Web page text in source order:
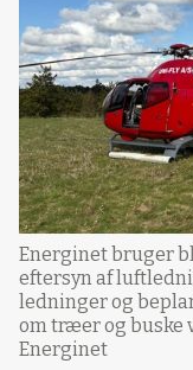
Energinet bruger
eftersyn af
ledninger og
om træer og buske
Energinet